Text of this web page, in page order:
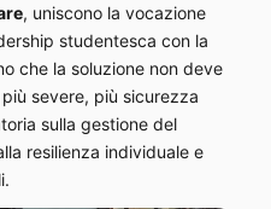
, uniscono la vocazione
studentesca con la
che la soluzione non deve
più severe, più sicurezza
sulla gestione del
resilienza individuale e